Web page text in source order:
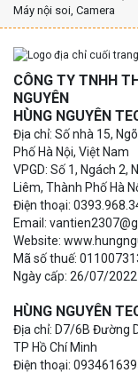
Máy nội soi, Camera
CÔNG TY TNHH
NGUYÊN
HÙNG NGUYÊN
Địa chỉ: Số nhà 15,
Phố Hà Nội, Việt Nam
VPGD: Số 1, Ngách
Liêm, Thành Phố Hà
Điện thoại:
Email:
Website:
Mã số thuế:
Ngày cấp: 26/07/
HÙNG NGUYÊN
Địa chỉ: D7/6B Đường
TP Hồ Chí Minh
Điện thoại: